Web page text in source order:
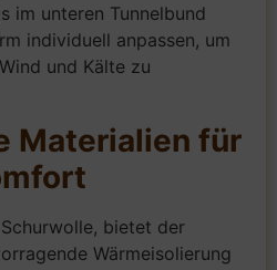
im unteren Tunnelbund
individuell anpassen, um
und Kälte zu
Materialien für
bietet der
Wärmeisolierung